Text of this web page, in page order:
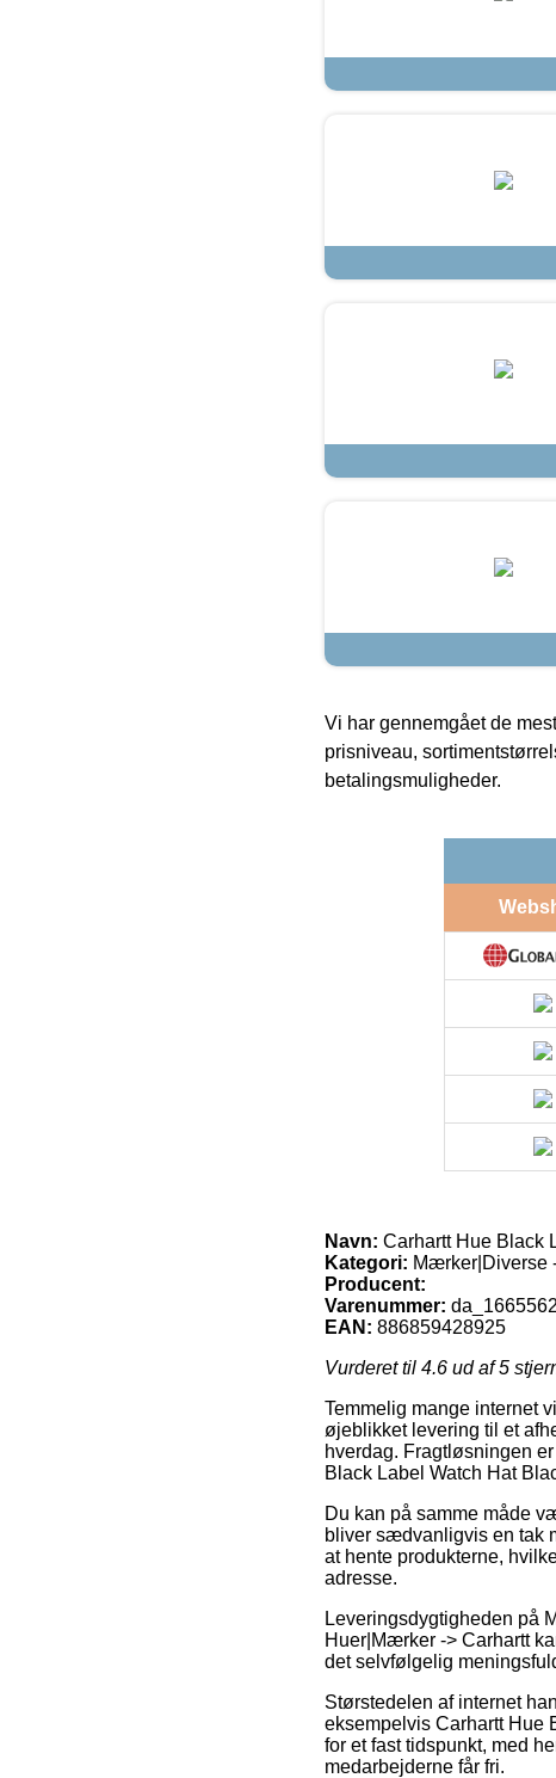
Vi har gennemgået de
prisniveau,
betalingsmuligheder.
Navn: Carhartt Hue Black
Kategori: Mærker|Diverse
Producent:
Varenummer:
EAN: 886859428925
Vurderet til 4.6 ud af 5
Temmelig mange internet
øjeblikket levering til et
hverdag. Fragtløsningen
Black Label Watch Hat
Du kan på samme måde
bliver sædvanligvis en tak
at hente produkterne,
adresse.
Leveringsdygtigheden på
Huer|Mærker -> Carhartt
det selvfølgelig
Størstedelen af internet
eksempelvis Carhartt Hue
for et fast tidspunkt, med
medarbejderne får fri.